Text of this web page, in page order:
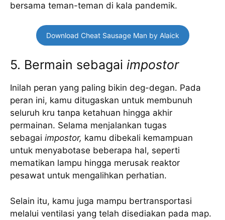
bersama teman-teman di kala pandemik.
Download Cheat Sausage Man by Alaick
5. Bermain sebagai impostor
Inilah peran yang paling bikin deg-degan. Pada
peran ini, kamu ditugaskan untuk membunuh
seluruh kru tanpa ketahuan hingga akhir
permainan. Selama menjalankan tugas
sebagai impostor, kamu dibekali kemampuan
untuk menyabotase beberapa hal, seperti
mematikan lampu hingga merusak reaktor
pesawat untuk mengalihkan perhatian.
Selain itu, kamu juga mampu bertransportasi
melalui ventilasi yang telah disediakan pada map.